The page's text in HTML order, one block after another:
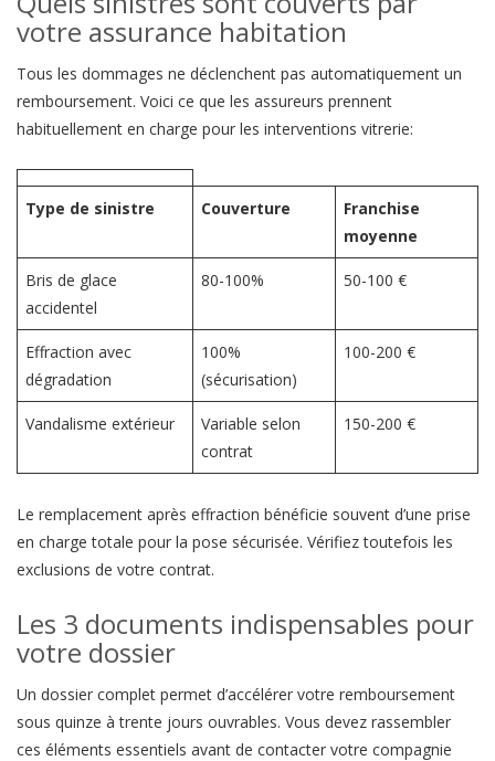
votre assurance habitation
Tous les dommages ne déclenchent pas automatiquement un
remboursement. Voici ce que les assureurs prennent
habituellement en charge pour les interventions vitrerie:
Type de sinistre Couverture
Franchise
moyenne
Bris de glace
accidentel
80-100% 50-100 €
Effraction avec
dégradation
100%
(sécurisation)
100-200 €
Vandalisme extérieur
Variable selon
contrat
150-200 €
Le remplacement après effraction bénéficie souvent d’une prise
en charge totale pour la pose sécurisée. Vérifiez toutefois les
exclusions de votre contrat.
Les 3 documents indispensables pour
votre dossier
Un dossier complet permet d’accélérer votre remboursement
sous quinze à trente jours ouvrables. Vous devez rassembler
ces éléments essentiels avant de contacter votre compagnie